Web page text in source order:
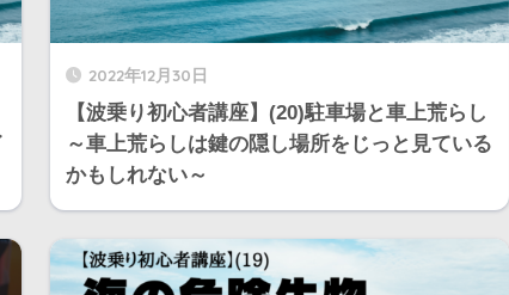
2022年12月30日
【波乗り初心者講座】(20)駐車場と車上荒らし
～車上荒らしは鍵の隠し場所をじっと見ている
かもしれない～